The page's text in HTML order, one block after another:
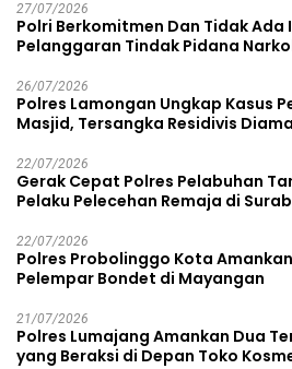
27/07/2026
Polri Berkomitmen Dan Tidak
Pelanggaran Tindak Pidana
26/07/2026
Polres Lamongan Ungkap Kasus
Masjid, Tersangka Residivis
22/07/2026
Gerak Cepat Polres Pelabuhan
Pelaku Pelecehan Remaja di
22/07/2026
Polres Probolinggo Kota
Pelempar Bondet di Mayangan
21/07/2026
Polres Lumajang Amankan Dua
yang Beraksi di Depan Toko